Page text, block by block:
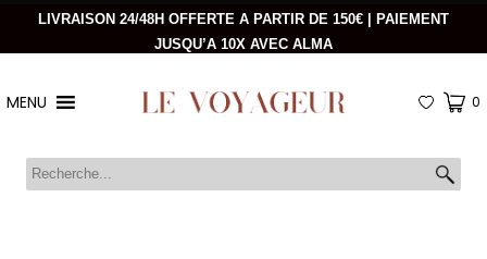
LIVRAISON 24/48H OFFERTE A PARTIR DE 150€ | PAIEMENT
JUSQU’A 10X AVEC ALMA
MENU 0